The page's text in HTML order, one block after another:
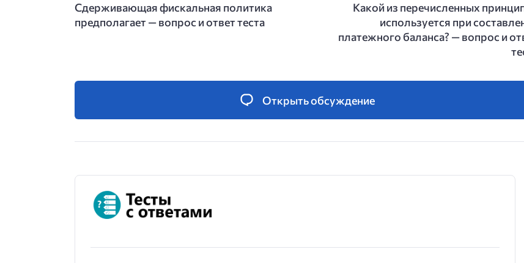
Сдерживающая фискальная политика
предполагает — вопрос и ответ теста
Какой из перечисленных
используется при
платежного баланса? — вопрос и
Открыть обсуждение